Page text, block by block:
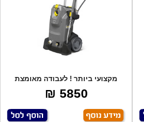
מקצועי ביותר ! לעבודה מאומצת
מאוד, תוצרת
5850 ₪